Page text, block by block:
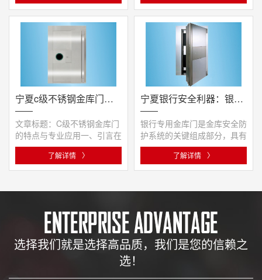
宁夏c级不锈钢金库门特点
文章标题：C级不锈钢金库门
的特点与专业应用一、引言在
现今社会，安全防护技术日新
了解详情 〉
宁夏银行安全利器：银行专用金库门的必备之选
银行专用金库门是金库安全防
护系统的关键组成部分，具有
多重功能和特性，以下是关于
了解详情 〉
选择我们就是选择高品质，我们是您的信赖之
选！